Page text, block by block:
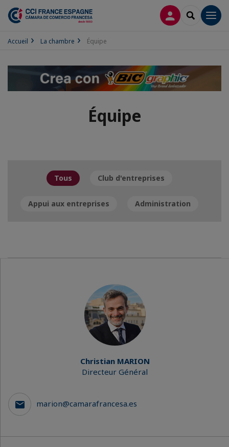
CONNEXION
Accueil La chambre Équipe
Équipe
Tous Club d'entreprises
Appui aux entreprises Administration
Christian MARION
Directeur Général
marion@camarafrancesa.es